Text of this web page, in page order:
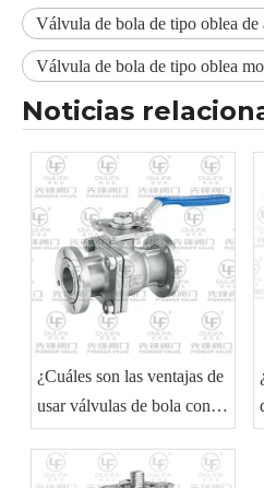
Válvula de bola de tipo oblea de
Válvula de bola de tipo oblea
Noticias
¿Cuáles son las ventajas de
usar válvulas de bola con
almohadillas ISO en
sistemas industriales?